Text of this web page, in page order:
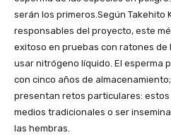
serán los primeros.Según Takehito
responsables del proyecto, este
exitoso en pruebas con ratones
usar nitrógeno líquido. El esperma
con cinco años de
presentan retos particulares:
medios tradicionales o ser
las hembras.